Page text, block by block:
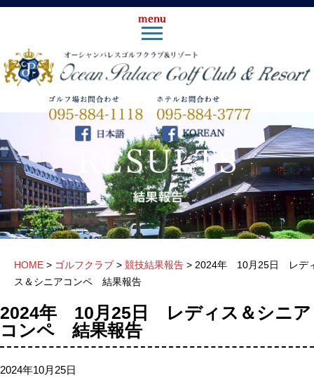
HOME > ゴルフクラブ > 競技結果報告 > 2024年 10月25日 レデ
ス＆シニアコンペ 結果報告
2024年 10月25日 レディス＆シニア
コンペ 結果報告
2024年10月25日